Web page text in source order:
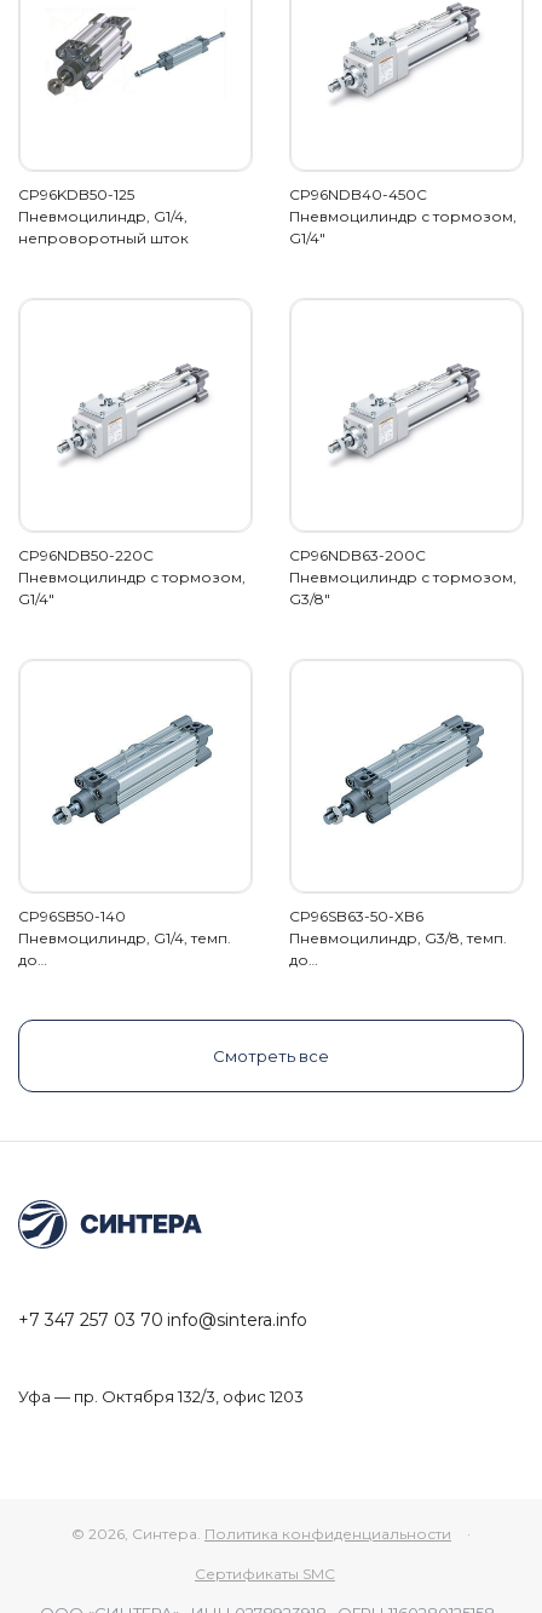
CP96KDB50-125
Пневмоцилиндр, G1/4,
непроворотный шток
CP96NDB40-450C
Пневмоцилиндр с тормозом,
G1/4"
CP96NDB50-220C
Пневмоцилиндр с тормозом,
G1/4"
CP96NDB63-200C
Пневмоцилиндр с тормозом,
G3/8"
CP96SB50-140
Пневмоцилиндр, G1/4, темп.
до…
CP96SB63-50-XB6
Пневмоцилиндр, G3/8, темп.
до…
Смотреть все
+7 347 257 03 70 info@sintera.info
Уфа — пр. Октября 132/3, офис 1203
© 2026, Синтера. Политика конфиденциальности ·
Сертификаты SMC